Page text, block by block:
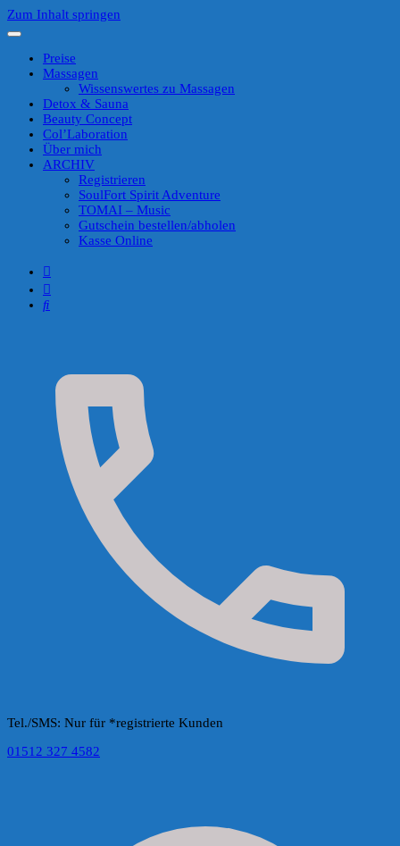
Zum Inhalt springen
Preise
Massagen
Wissenswertes zu Massagen
Detox & Sauna
Beauty Concept
Col’Laboration
Über mich
ARCHIV
Registrieren
SoulFort Spirit Adventure
TOMAI – Music
Gutschein bestellen/abholen
Kasse Online
Tel./SMS: Nur für *registrierte Kunden
01512 327 4582